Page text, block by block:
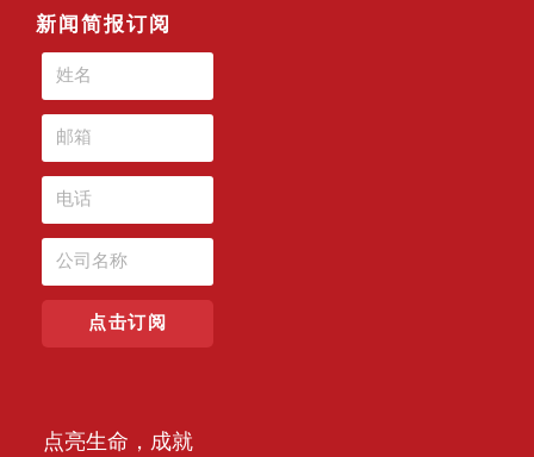
新闻简报订阅
点击订阅
点亮生命，成就